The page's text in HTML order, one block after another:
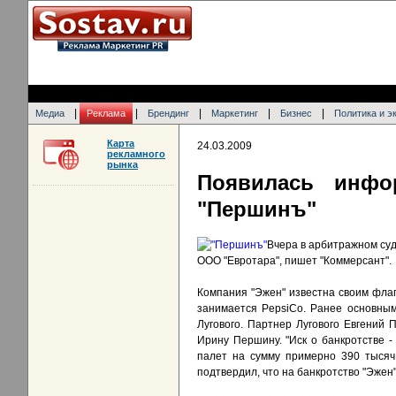
Медиа Реклама Брендинг Маркетинг Бизнес Политика и
24.03.2009
Появилась
"Першинъ"
Вчера в арбитражном
ООО "Евротара", пишет "Коммерсант".
Компания "Эжен" известна своим
занимается PepsiCo. Ранее
Лугового. Партнер Лугового
Ирину Першину. "Иск о банкротстве
палет на сумму примерно 390
подтвердил, что на банкротство
Карта
рекламного
рынка